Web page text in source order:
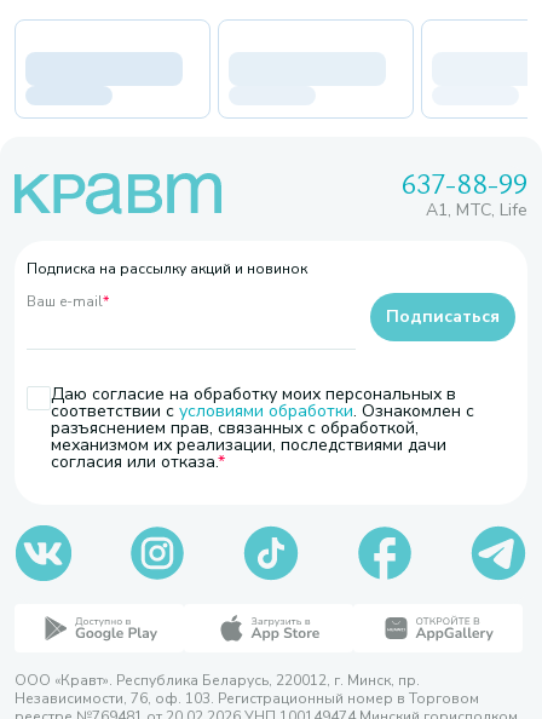
637-88-99
A1, МТС, Life
Подписка на рассылку акций и новинок
Ваш e-mail*
Даю согласие на обработку моих персональных в
соответствии с условиями обработки. Ознакомлен с
разъяснением прав, связанных с обработкой,
механизмом их реализации, последствиями дачи
согласия или отказа.
Подписаться
ООО «Кравт». Республика Беларусь, 220012, г. Минск, пр.
Независимости, 76, оф. 103. Регистрационный номер в Торговом